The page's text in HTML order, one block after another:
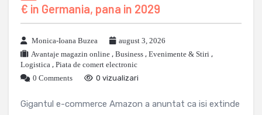
€ in Germania, pana in 2029
Monica-Ioana Buzea
august 3, 2026
Avantaje magazin online , Business , Evenimente & Stiri ,
Logistica , Piata de comert electronic
0 Comments
0 vizualizari
Gigantul e-commerce Amazon a anuntat ca isi extinde